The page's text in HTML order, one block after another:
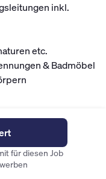
inkl.
etc.
& Badmöbel
für diesen Job